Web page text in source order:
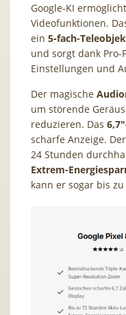
Google-KI
Videofunktionen.
ein 5‑fach-
und sorgt dank
Einstellungen und
Der magische
um störende
reduzieren. Das
scharfe Anzeige.
24 Stunden
Extrem-
kann er sogar bis